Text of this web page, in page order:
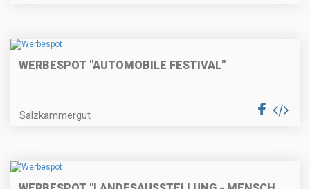
WERBESPOT "AUTOMOBILE FESTIVAL"
Salzkammergut